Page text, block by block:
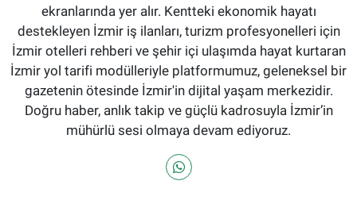
ekranlarında yer alır. Kentteki ekonomik hayatı
destekleyen İzmir iş ilanları, turizm profesyonelleri için
İzmir otelleri rehberi ve şehir içi ulaşımda hayat kurtaran
İzmir yol tarifi modülleriyle platformumuz, geleneksel bir
gazetenin ötesinde İzmir'in dijital yaşam merkezidir.
Doğru haber, anlık takip ve güçlü kadrosuyla İzmir’in
mühürlü sesi olmaya devam ediyoruz.